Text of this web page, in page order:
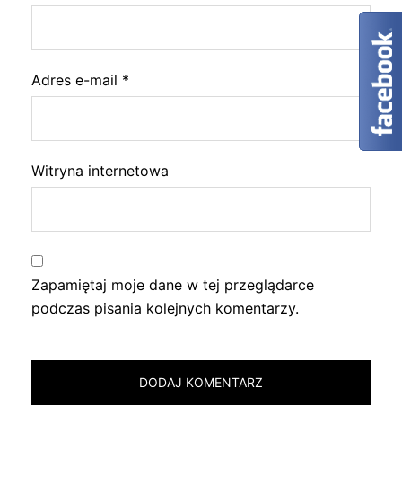
Adres e-mail *
Witryna internetowa
Zapamiętaj moje dane w tej przeglądarce
podczas pisania kolejnych komentarzy.